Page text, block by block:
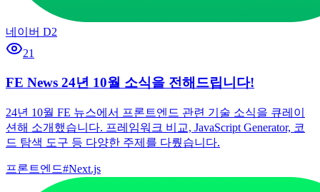
네이버 D2
21
FE News 24년 10월 소식을 전해드립니다!
24년 10월 FE 뉴스에서 프론트엔드 관련 기술 소식을 큐레이
션해 소개했습니다. 프레임워크 비교, JavaScript Generator, 코
드 탐색 도구 등 다양한 주제를 다뤘습니다.
프론트엔드#Next.js